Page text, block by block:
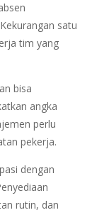
satu
tim yang
bisa
angka
perlu
pekerja.
dengan
rutin, dan